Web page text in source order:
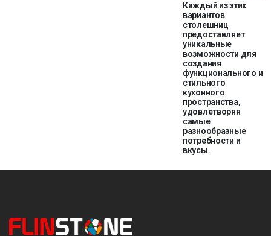
Каждый из этих
вариантов
столешниц
предоставляет
уникальные
возможности для
создания
функционального и
стильного
кухонного
пространства,
удовлетворяя
самые
разнообразные
потребности и
вкусы.